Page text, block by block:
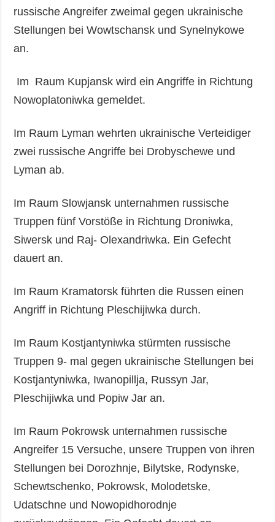
russische Angreifer zweimal gegen ukrainische
Stellungen bei Wowtschansk und Synelnykowe
an.
Im Raum Kupjansk wird ein Angriffe in Richtung
Nowoplatoniwka gemeldet.
Im Raum Lyman wehrten ukrainische Verteidiger
zwei russische Angriffe bei Drobyschewe und
Lyman ab.
Im Raum Slowjansk unternahmen russische
Truppen fünf Vorstöße in Richtung Droniwka,
Siwersk und Raj- Olexandriwka. Ein Gefecht
dauert an.
Im Raum Kramatorsk führten die Russen einen
Angriff in Richtung Pleschijiwka durch.
Im Raum Kostjantyniwka stürmten russische
Truppen 9- mal gegen ukrainische Stellungen bei
Kostjantyniwka, Iwanopillja, Russyn Jar,
Pleschijiwka und Popiw Jar an.
Im Raum Pokrowsk unternahmen russische
Angreifer 15 Versuche, unsere Truppen von ihren
Stellungen bei Dorozhnje, Bilytske, Rodynske,
Schewtschenko, Pokrowsk, Molodetske,
Udatschne und Nowopidhorodnje